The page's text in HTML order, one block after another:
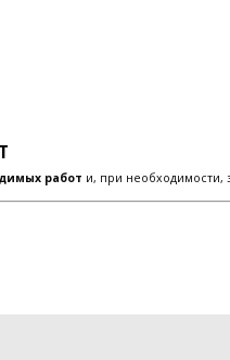
работ и, при необходимости,